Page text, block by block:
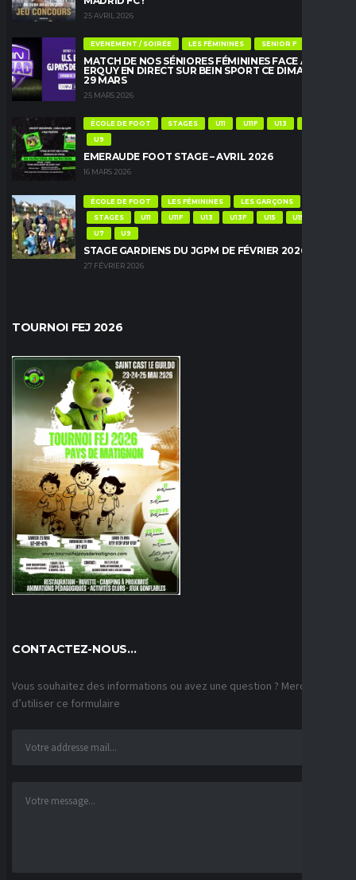
25 AVRIL 2026
EVENEMENT / SOIRÉE LES FÉMININES SENIOR F
MATCH DE NOS SÉNIORES FÉMININES FACE À
ERQUY EN DIRECT SUR BEIN SPORT CE DIMANCHE
29 MARS
25 MARS 2026
ÉCOLE DE FOOT STAGES U11 U11F U13
U9
EMERAUDE FOOT STAGE – AVRIL 2026
16 MARS 2026
ÉCOLE DE FOOT LES FÉMININES
LES GARÇONS
STAGES
U11 U11F U13 U13F U15
U15F
U7
U9
STAGE GARDIENS DU JGPM DE FÉVRIER 2026
27 FÉVRIER 2026
TOURNOI FEJ 2026
CONTACTEZ-NOUS…
Vous souhaitez des informations ou avez une question ? Merci
d’utiliser ce formulaire